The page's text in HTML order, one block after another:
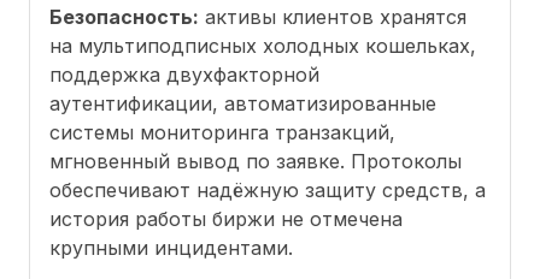
Безопасность: активы клиентов хранятся
на мультиподписных холодных кошельках,
поддержка двухфакторной
аутентификации, автоматизированные
системы мониторинга транзакций,
мгновенный вывод по заявке. Протоколы
обеспечивают надёжную защиту средств, а
история работы биржи не отмечена
крупными инцидентами.